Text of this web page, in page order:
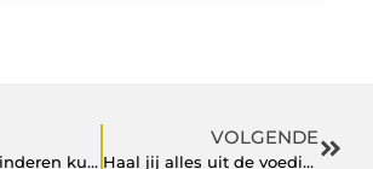
Zorg dat uw kinderen kunnen buiten spelen
VOLGENDE
Haal jij alles uit de voeding?